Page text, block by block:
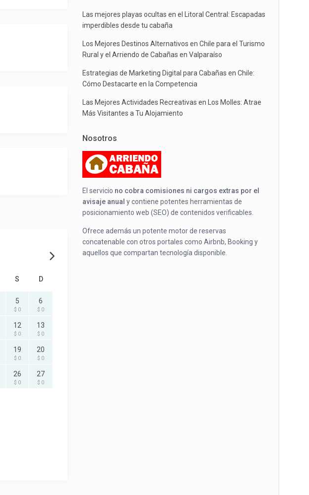
S D
5
$ 0
6
$ 0
12
$ 0
13
$ 0
19
$ 0
20
$ 0
26
$ 0
27
$ 0
Las mejores playas ocultas en el Litoral Central: Escapadas
imperdibles desde tu cabaña
Los Mejores Destinos Alternativos en Chile para el Turismo
Rural y el Arriendo de Cabañas en Valparaíso
Estrategias de Marketing Digital para Cabañas en Chile:
Cómo Destacarte en la Competencia
Las Mejores Actividades Recreativas en Los Molles: Atrae
Más Visitantes a Tu Alojamiento
Nosotros
El servicio no cobra comisiones ni cargos extras por el
avisaje anual y contiene potentes herramientas de
posicionamiento web (SEO) de contenidos verificables.
Ofrece además un potente motor de reservas
concatenable con otros portales como Airbnb, Booking y
aquellos que compartan tecnología disponible.